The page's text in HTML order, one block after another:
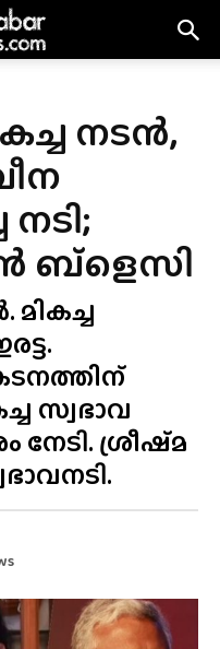
നടൻ,
നടി;
ബ്ളെസി
മികച്ച
സ്വഭാവ
ശ്രീഷ്‌മ